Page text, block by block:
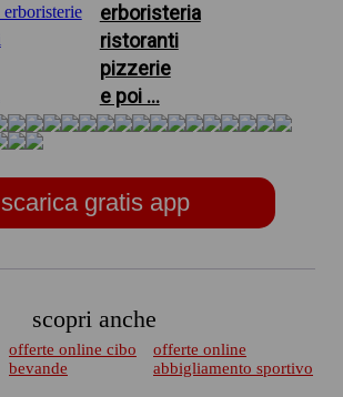
erboristeria
ristoranti
pizzerie
e poi ...
scarica gratis app
scopri anche
offerte online cibo
bevande
offerte online
abbigliamento sportivo